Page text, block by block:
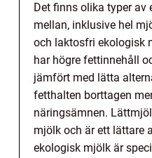
Det finns olika typer
mellan, inklusive hel
och laktosfri ekologisk
har högre fettinnehåll
jämfört med lätta
fetthalten borttagen
näringsämnen.
mjölk och är ett lättare
ekologisk mjölk är